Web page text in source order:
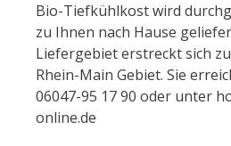
Bio-Tiefkühlkost wird
zu Ihnen nach Hause
Liefergebiet erstreckt sich
Rhein-Main Gebiet. Sie
06047-95 17 90 oder unter
online.de